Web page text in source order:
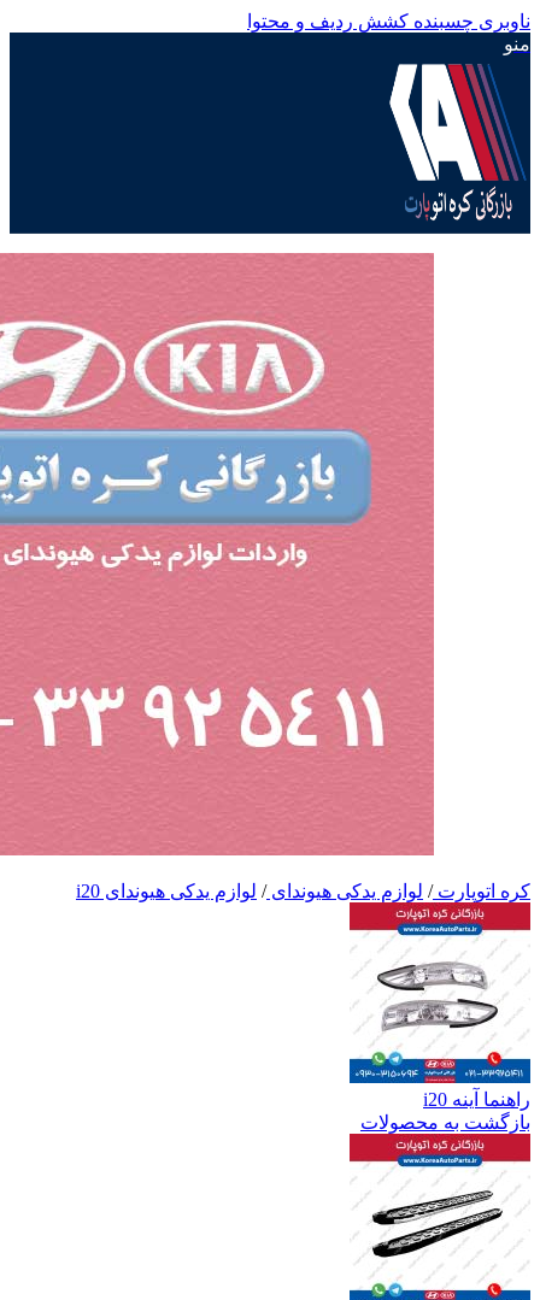
ناوبری چسبنده کشش ردیف و محتوا
منو
کره اتوپارت/ لوازم یدکی هیوندای/ لوازم یدکی هیوندای i20
راهنما آینه i20
بازگشت به محصولات